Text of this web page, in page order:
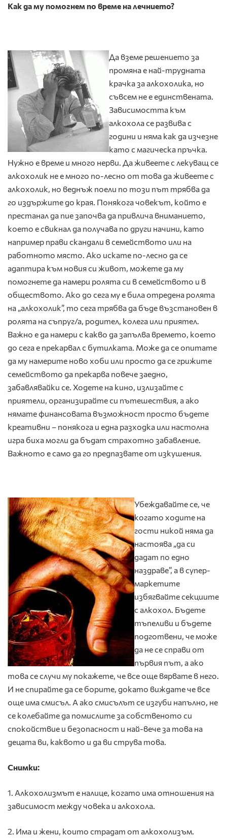
Как да му помогнем по време на лечнието?
Да вземе решението за
промяна е най-трудната
крачка за алкохолика, но
съвсем не е единствената.
Зависимостта към
алкохола се развива с
години и няма как да изчезне
като с магическа пръчка.
Нужно е време и много нерви. Да живеете с лекуващ се
алкохолик не е много по-лесно от това да живеете с
алкохолик, но веднъж поели по този път трябва да
го издържите до края. Понякога човекът, който е
престанал да пие започва да привлича вниманието,
което е свикнал да получава по други начини, като
например прави скандали в семейството или на
работното място. Ако искате по-лесно да се
адаптира към новия си живот, можете да му
помогнете да намери ролята си в семейството и в
обществото. Ако до сега му е била отредена ролята
на „алкохолик”, то сега трябва да бъде възстановен в
ролята на съпруг/а, родител, колега или приятел.
Важно е да намери с какво да запълва времето, което
до сега е прекарвал с бутилката. Може да се опитате
да му намерите ново хоби или просто да се грижите
семейството да прекарва повече заедно,
забавлявайки се. Ходете на кино, излизайте с
приятели, организирайте си пътешествия, а ако
нямате финансовата възможност просто бъдете
креативни – понякога и една разходка или настолна
игра биха могли да бъдат страхотно забавление.
Важното е само да го предпазвате от изкушения.
Убеждавайте се, че
когато ходите на
гости никой няма да
настоява „да си
дадат по едно
наздраве”, а в супер-
маркетите
избягвайте секциите
с алкохол. Бъдете
тъпеливи и бъдете
подготвени, че може
да не се справи от
първия път, а ако
това се случи му покажете, че все още вярвате в него.
И не спирайте да се борите, докато виждате че все
още има смисъл. А ако смисълът се изгуби напълно, не
се колебайте да помислите за собственото си
спокойствие и безопасност и най-вече за това на
децата ви, каквото и да ви струва това.
Снимки:
1. Алкохолизмът е налице, когато има отношения на
зависимост между човека и алкохола.
2. Има и жени, които страдат от алкохолизъм.